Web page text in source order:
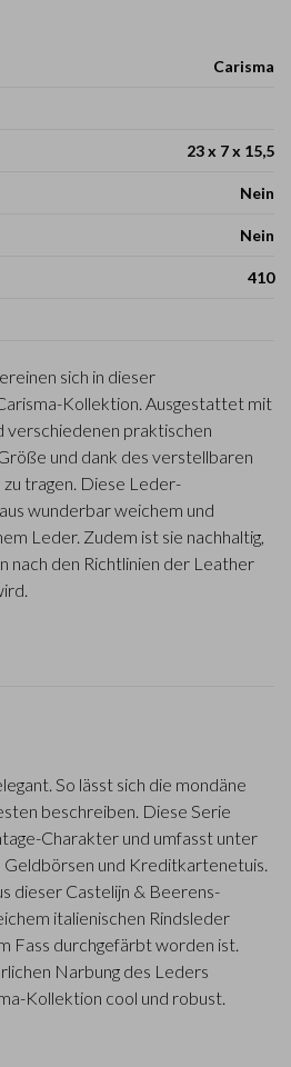
Carisma
23 x 7 x 15,5
Nein
Nein
410
sich in dieser
Kollektion. Ausgestattet mit
verschiedenen praktischen
und dank des verstellbaren
tragen. Diese Leder-
wunderbar weichem und
Leder. Zudem ist sie nachhaltig,
nach den Richtlinien der Leather
So lässt sich die mondäne
beschreiben. Diese Serie
Charakter und umfasst unter
und Kreditkartenetuis.
dieser Castelijn & Beerens-
italienischen Rindsleder
Fass durchgefärbt worden ist.
Narbung des Leders
Kollektion cool und robust.